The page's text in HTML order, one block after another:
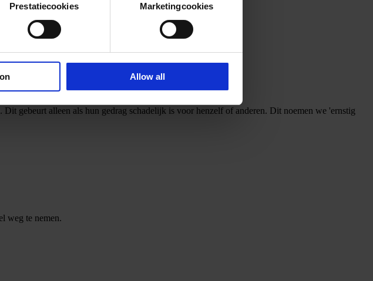
Prestatiecookies Marketingcookies
Allow all
gebeurt alleen als hun gedrag schadelijk is voor henzelf of anderen. Dit noemen we 'ernstig
weg te nemen.